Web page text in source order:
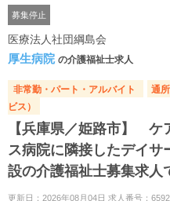
募集停止
医療法人社団綱島会
厚生病院 の介護福祉士求人
非常勤・パート・アルバイト
通
ビス）
【兵庫県／姫路市】 ケ
ス病院に隣接したデイサ
設の介護福祉士募集求人
更新日：2026年08月04日 求人番号：